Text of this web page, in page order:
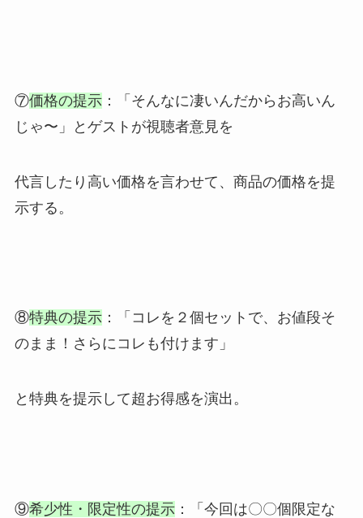
⑦価格の提示：「そんなに凄いんだからお高いん
じゃ〜」とゲストが視聴者意見を
代言したり高い価格を言わせて、商品の価格を提
示する。
⑧特典の提示：「コレを２個セットで、お値段そ
のまま！さらにコレも付けます」
と特典を提示して超お得感を演出。
⑨希少性・限定性の提示：「今回は〇〇個限定な